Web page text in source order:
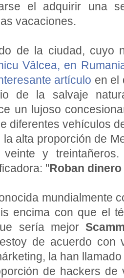
el adquirir una
vacaciones.
de la ciudad, cuyo
Vâlcea, en
artículo en el
de la salvaje
un lujoso
diferentes vehículos
la alta proporción de
veinte y
"Roban
mundialmente
encima con que el
sería mejor
de acuerdo con
la han
de hackers de